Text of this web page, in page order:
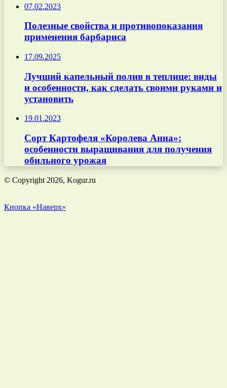
07.02.2023
Полезные свойства и противопоказания
применения барбариса
17.09.2025
Лучший капельный полив в теплице: виды
и особенности, как сделать своими руками и
установить
19.01.2023
Сорт Картофеля «Королева Анна»:
особенности выращивания для получения
обильного урожая
© Copyright 2026, Kogur.ru
Кнопка «Наверх»